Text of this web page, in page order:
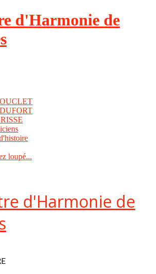
loupé...